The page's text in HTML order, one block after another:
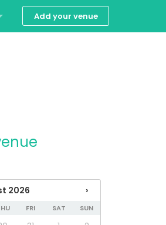
Add your venue
2026 ›
FRI SAT SUN